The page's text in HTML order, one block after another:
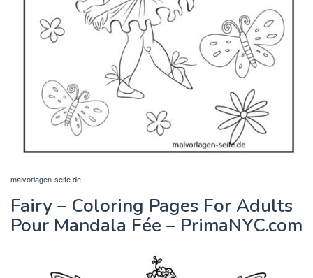
malvorlagen-seite.de
Fairy – Coloring Pages For Adults
Pour Mandala Fée – PrimaNYC.com